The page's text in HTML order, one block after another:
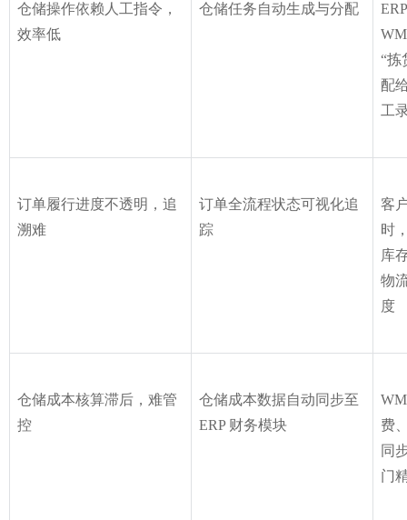
仓储操作依赖人工指令，
效率低
仓储任务自动生成与分配
“拣
配
工
订单履行进度不透明，追
溯难
订单全流程状态可视化追
踪
客
时
库
物
度
仓储成本核算滞后，难管
控
仓储成本数据自动同步至
ERP 财务模块
费
同
门